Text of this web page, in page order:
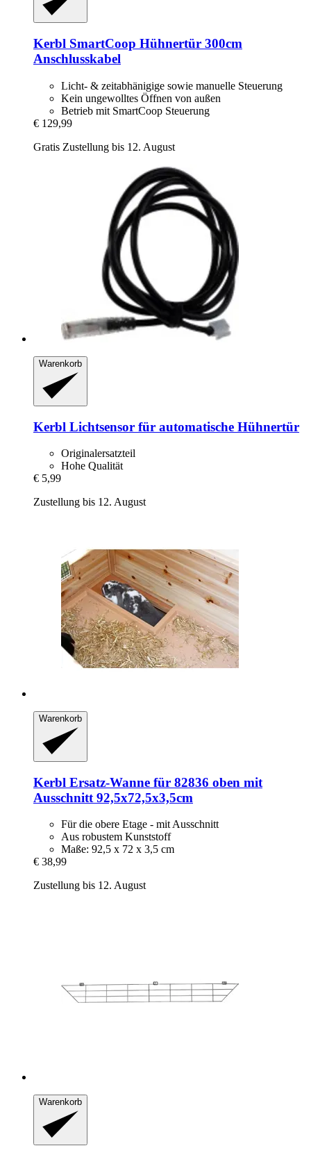
Kerbl SmartCoop Hühnertür 300cm
Anschlusskabel
Licht- & zeitabhänigige sowie manuelle Steuerung
Kein ungewolltes Öffnen von außen
Betrieb mit SmartCoop Steuerung
€ 129,99
Gratis Zustellung bis 12. August
Warenkorb
Kerbl Lichtsensor für automatische Hühnertür
Originalersatzteil
Hohe Qualität
€ 5,99
Zustellung bis 12. August
Warenkorb
Kerbl Ersatz-​Wanne für 82836 oben mit
Ausschnitt 92,5x72,5x3,5cm
Für die obere Etage - mit Ausschnitt
Aus robustem Kunststoff
Maße: 92,5 x 72 x 3,5 cm
€ 38,99
Zustellung bis 12. August
Warenkorb